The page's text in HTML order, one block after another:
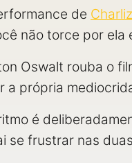
de
não torce por ela
Oswalt rouba o
a própria
é
se frustrar nas